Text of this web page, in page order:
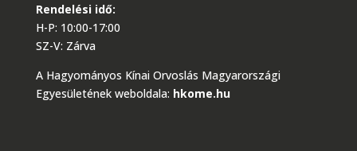
Rendelési idő:
H-P: 10:00-17:00
SZ-V: Zárva
A Hagyományos Kínai Orvoslás Magyarországi
Egyesületének weboldala: hkome.hu